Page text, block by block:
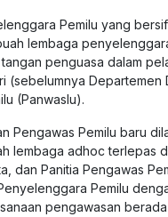
Pemilu yang
lembaga
penguasa dalam
(sebelumnya
(Panwaslu).
Pemilu baru
lembaga adhoc terlepas
dan Panitia Pengawas
Pemilu
pengawasan